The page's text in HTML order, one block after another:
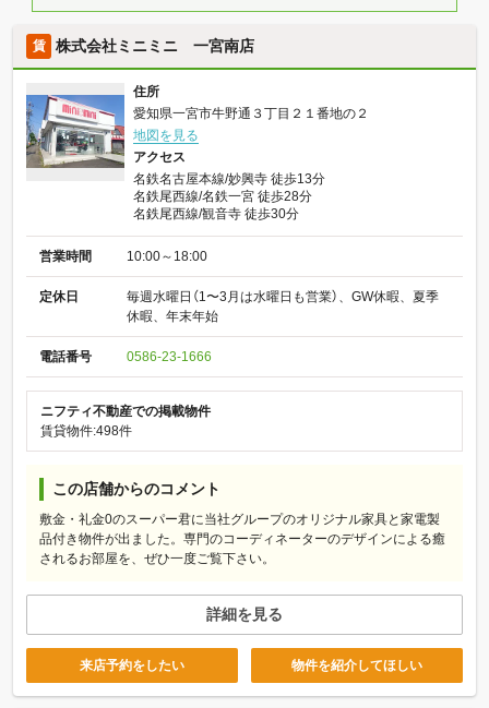
賃 株式会社ミニミニ 一宮南店
住所
愛知県一宮市牛野通３丁目２１番地の２
地図を見る
アクセス
名鉄名古屋本線/妙興寺 徒歩13分
名鉄尾西線/名鉄一宮 徒歩28分
名鉄尾西線/観音寺 徒歩30分
営業時間 10:00～18:00
定休日
毎週水曜日（1〜3月は水曜日も営業）、GW休暇、夏季
休暇、年末年始
電話番号 0586-23-1666
ニフティ不動産での掲載物件
賃貸物件:498件
この店舗からのコメント
敷金・礼金0のスーパー君に当社グループのオリジナル家具と家電製
品付き物件が出ました。専門のコーディネーターのデザインによる癒
されるお部屋を、ぜひ一度ご覧下さい。
詳細を見る
来店予約をしたい 物件を紹介してほしい